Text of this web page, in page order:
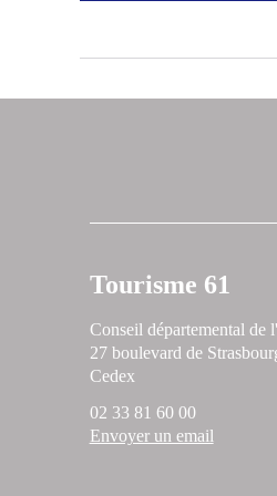
Tourisme 61
Conseil départemental de
27 boulevard de
Cedex
02 33 81 60 00
Envoyer un email